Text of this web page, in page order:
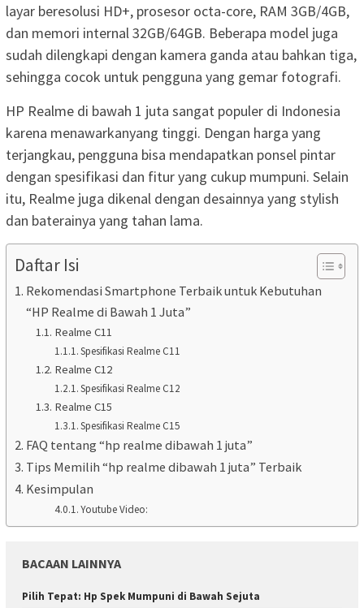
layar beresolusi HD+, prosesor octa-core, RAM 3GB/4GB,
dan memori internal 32GB/64GB. Beberapa model juga
sudah dilengkapi dengan kamera ganda atau bahkan tiga,
sehingga cocok untuk pengguna yang gemar fotografi.
HP Realme di bawah 1 juta sangat populer di Indonesia
karena menawarkanyang tinggi. Dengan harga yang
terjangkau, pengguna bisa mendapatkan ponsel pintar
dengan spesifikasi dan fitur yang cukup mumpuni. Selain
itu, Realme juga dikenal dengan desainnya yang stylish
dan baterainya yang tahan lama.
Daftar Isi
Rekomendasi Smartphone Terbaik untuk Kebutuhan
“HP Realme di Bawah 1 Juta”
Realme C11
Spesifikasi Realme C11
Realme C12
Spesifikasi Realme C12
Realme C15
Spesifikasi Realme C15
FAQ tentang “hp realme dibawah 1 juta”
Tips Memilih “hp realme dibawah 1 juta” Terbaik
Kesimpulan
Youtube Video:
BACAAN LAINNYA
Pilih Tepat: Hp Spek Mumpuni di Bawah Sejuta